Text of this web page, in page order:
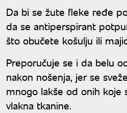
Da bi se žute fleke ređe
da se antiperspirant
što obučete košulju ili
Preporučuje se i da belu
nakon nošenja, jer se
mnogo lakše od onih koje
vlakna tkanine.